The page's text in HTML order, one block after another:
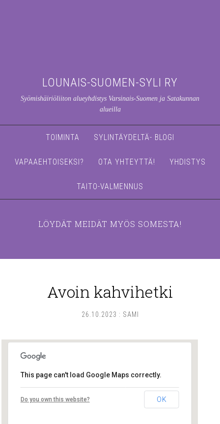
LOUNAIS-SUOMEN-SYLI RY
Syömishäiriöliiton alueyhdistys Varsinais-Suomen ja Satakunnan
alueilla
TOIMINTA SYLINTÄYDELTÄ- BLOGI
VAPAAEHTOISEKSI? OTA YHTEYTTÄ! YHDISTYS
TAITO-VALMENNUS
LÖYDÄT MEIDÄT MYÖS SOMESTA!
Avoin kahvihetki
26.10.2023 : SAMI
Lounais-Suomen – SYLI ry
Maariankatu 8 D 104 - Turku
This page can't load Google Maps correctly.
Do you own this website? OK